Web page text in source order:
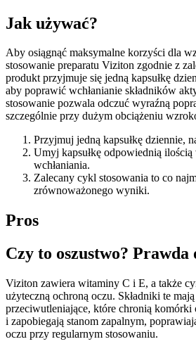
Jak używać?
Aby osiągnąć maksymalne korzyści dla
stosowanie preparatu Viziton zgodnie z
produkt przyjmuje się jedną kapsułkę
aby poprawić wchłanianie składników
stosowanie pozwala odczuć wyraźną
szczególnie przy dużym obciążeniu
Przyjmuj jedną kapsułkę dziennie,
Umyj kapsułkę odpowiednią
wchłaniania.
Zalecany cykl stosowania to co
zrównoważonego wyniki.
Pros
Czy to oszustwo? Prawda
Viziton zawiera witaminy C i E, a także
użyteczną ochroną oczu. Składniki te
przeciwutleniające, które chronią komórki
i zapobiegają stanom zapalnym,
oczu przy regularnym stosowaniu.